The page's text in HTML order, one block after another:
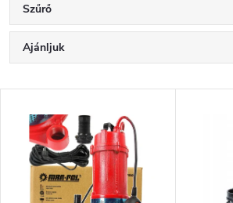
Szűrő
T
e
m
Ajánljuk
Legnépszerűbb termékek
ABC szerint